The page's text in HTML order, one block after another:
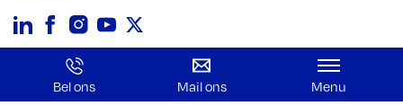
Bel ons Mail ons Menu